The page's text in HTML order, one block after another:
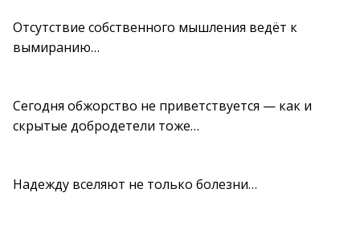
Отсутствие собственного мышления ведёт к
вымиранию…
Сегодня обжорство не приветствуется — как и
скрытые добродетели тоже…
Надежду вселяют не только болезни…